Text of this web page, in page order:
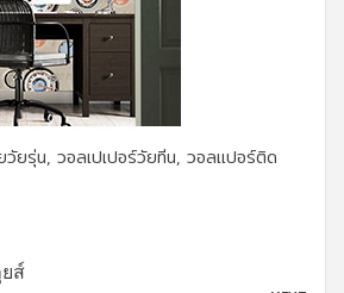
วัยรุ่น, วอลเปเปอร์วัยทีน, วอลเเปอร์ติด
ส์